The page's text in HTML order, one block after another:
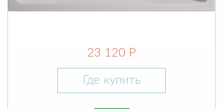
23 120 Р
Где купить